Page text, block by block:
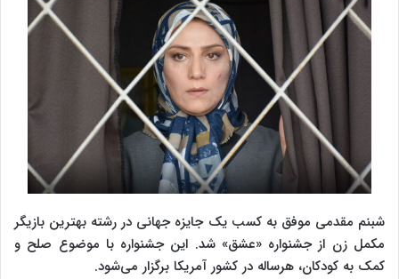
شبنم مقدمی موفق به کسب یک جایزه جهانی در رشته بهترین بازیگر
مکمل زن از جشنواره «عشق» شد. این جشنواره با موضوع صلح و
کمک به کودکان، هرساله در کشور آمریکا برگزار می‌شود.